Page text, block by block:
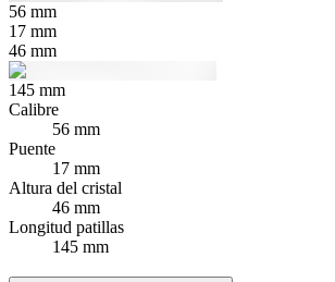
56 mm
17 mm
46 mm
145 mm
Calibre
56 mm
Puente
17 mm
Altura del cristal
46 mm
Longitud patillas
145 mm